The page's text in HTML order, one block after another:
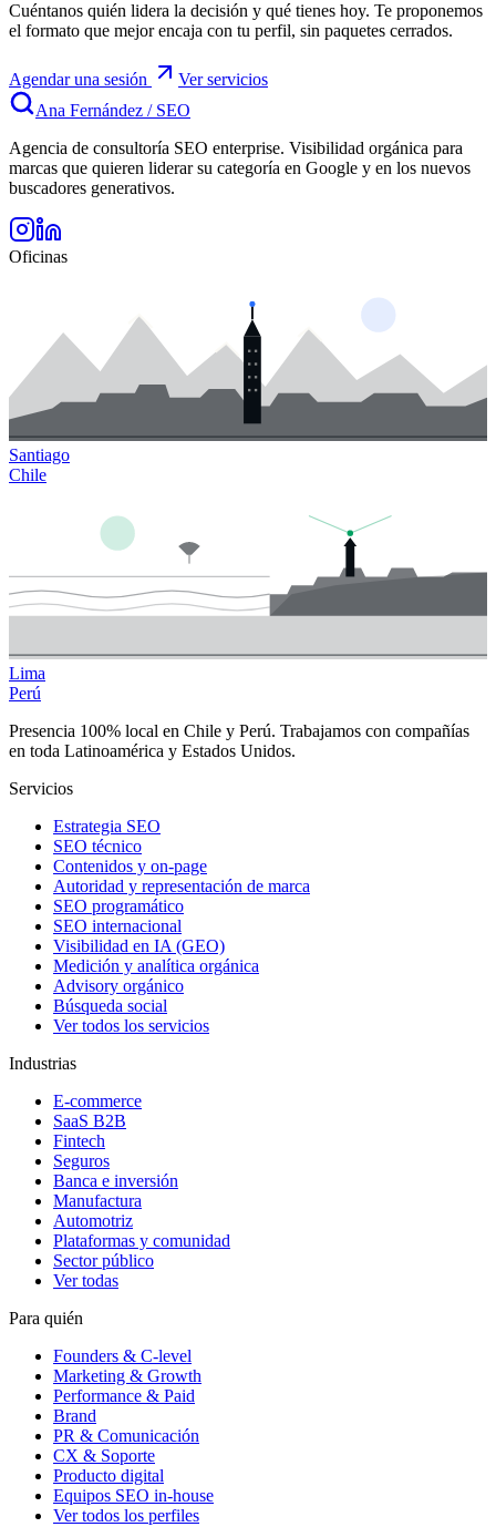
Cuéntanos quién lidera la decisión y qué tienes hoy. Te proponemos
el formato que mejor encaja con tu perfil, sin paquetes cerrados.
Agendar una sesión
Ver servicios
Ana Fernández / SEO
Agencia de consultoría SEO enterprise. Visibilidad orgánica para
marcas que quieren liderar su categoría en Google y en los nuevos
buscadores generativos.
Oficinas
Santiago
Chile
Lima
Perú
Presencia 100% local en Chile y Perú. Trabajamos con compañías
en toda Latinoamérica y Estados Unidos.
Servicios
Estrategia SEO
SEO técnico
Contenidos y on-page
Autoridad y representación de marca
SEO programático
SEO internacional
Visibilidad en IA (GEO)
Medición y analítica orgánica
Advisory orgánico
Búsqueda social
Ver todos los servicios
Industrias
E-commerce
SaaS B2B
Fintech
Seguros
Banca e inversión
Manufactura
Automotriz
Plataformas y comunidad
Sector público
Ver todas
Para quién
Founders & C-level
Marketing & Growth
Performance & Paid
Brand
PR & Comunicación
CX & Soporte
Producto digital
Equipos SEO in-house
Ver todos los perfiles